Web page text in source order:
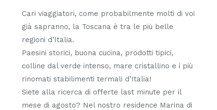
Cari viaggiatori, come probabilmente molti di voi
già sapranno, la Toscana è tra le più belle
regioni d’Italia.
Paesini storici, buona cucina, prodotti tipici,
colline dal verde intenso, mare cristallino e i più
rinomati stabilimenti termali d’Italia!
Siete alla ricerca di offerte last minute per il
mese di agosto? Nel nostro residence Marina di